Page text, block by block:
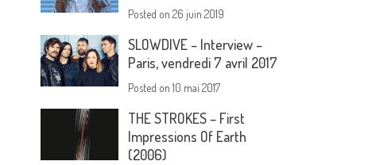
Posted on26 juin 2019
SLOWDIVE – Interview –
Paris, vendredi 7 avril 2017
Posted on10 mai 2017
THE STROKES – First
Impressions Of Earth
(2006)